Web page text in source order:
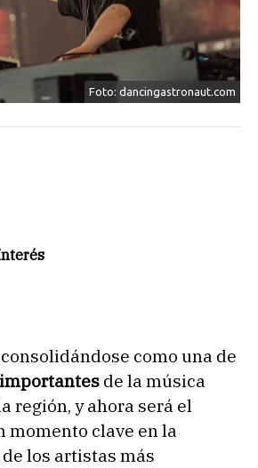
Foto: dancingastronaut.com
como una de
importantes de la música
región, y ahora será el
momento clave en la
los artistas más